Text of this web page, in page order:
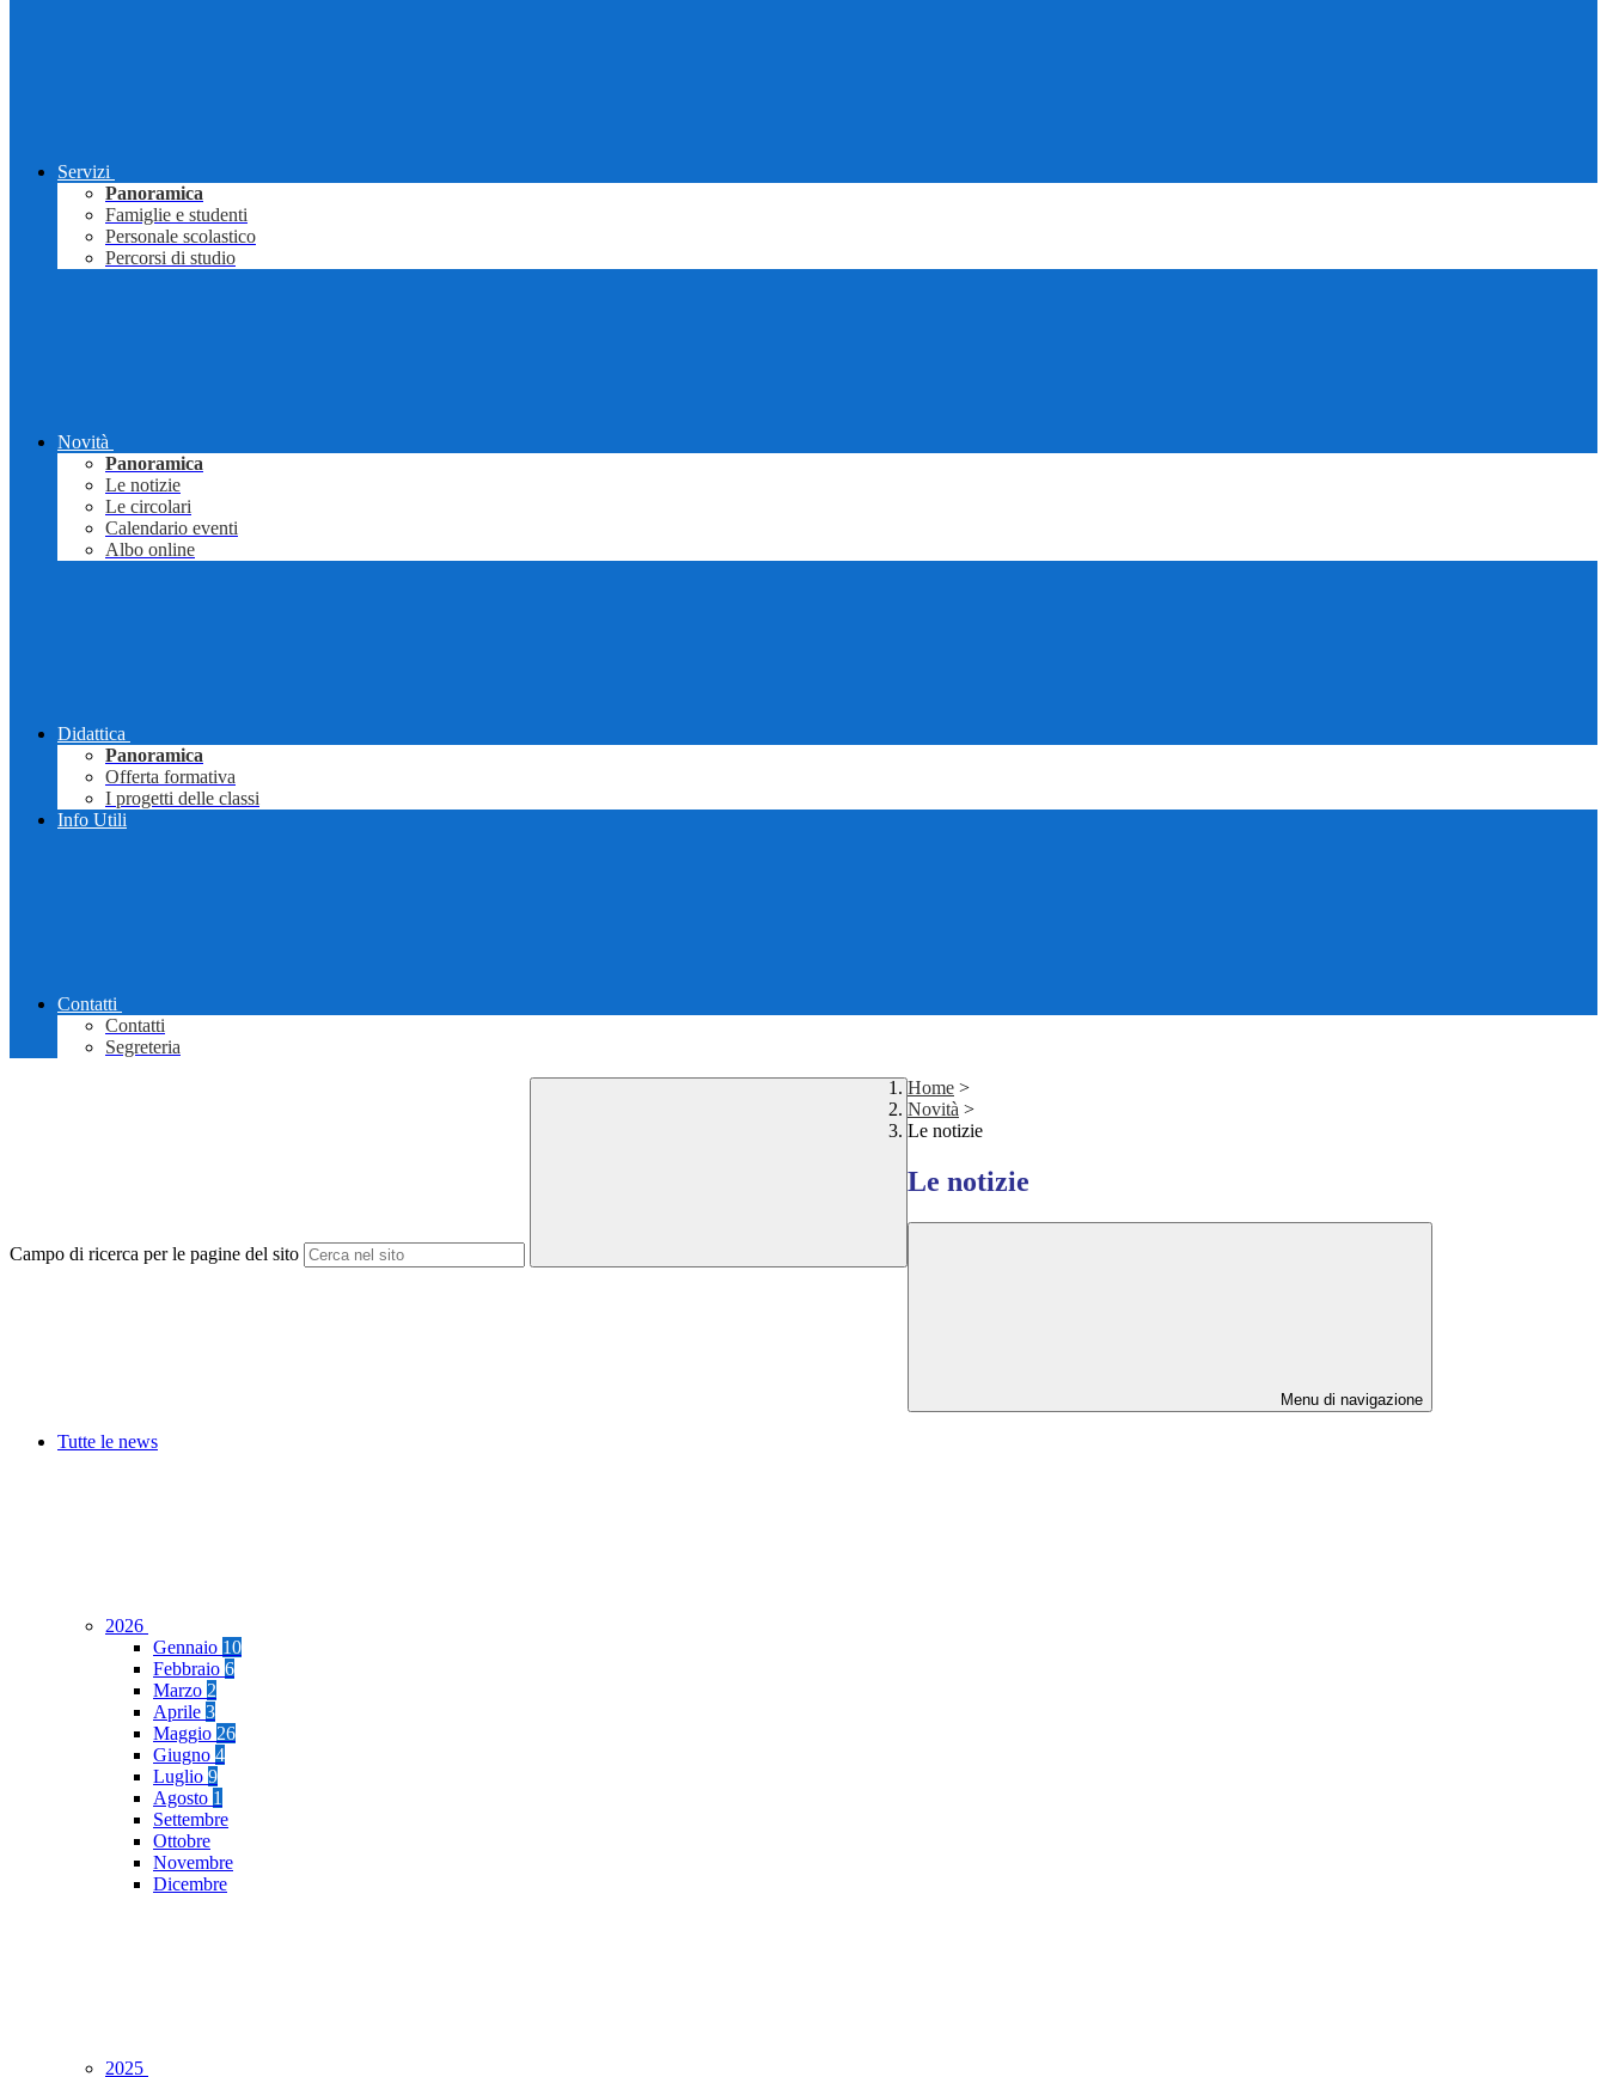
Servizi
Panoramica
Famiglie e studenti
Personale scolastico
Percorsi di studio
Novità
Panoramica
Le notizie
Le circolari
Calendario eventi
Albo online
Didattica
Panoramica
Offerta formativa
I progetti delle classi
Info Utili
Contatti
Contatti
Segreteria
Campo di ricerca per le pagine del sito
Home >
Novità >
Le notizie
Le notizie
Menu di navigazione
Tutte le news
2026
Gennaio 10
Febbraio 6
Marzo 2
Aprile 3
Maggio 26
Giugno 4
Luglio 9
Agosto 1
Settembre
Ottobre
Novembre
Dicembre
2025